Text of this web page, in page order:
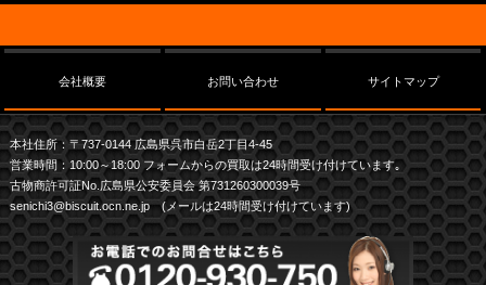
会社概要 お問い合わせ サイトマップ
本社住所：〒737-0144 広島県呉市白岳2丁目4-45
営業時間：10:00～18:00 フォームからの買取は24時間受け付けています｡
古物商許可証No.広島県公安委員会 第731260300039号
senichi3@biscuit.ocn.ne.jp (メールは24時間受け付けています)